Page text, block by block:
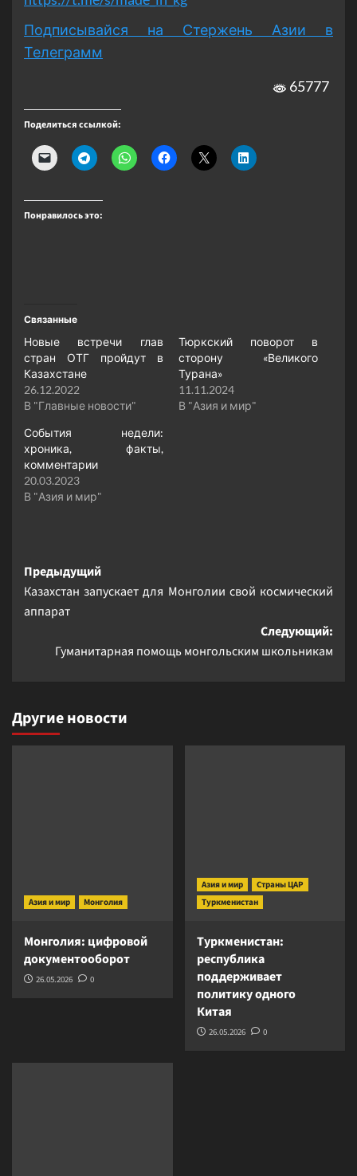
Подписывайся на Стержень Азии в
Телеграмм
65777
Поделиться ссылкой:
Понравилось это:
Связанные
Новые встречи глав
стран ОТГ пройдут в
Казахстане
26.12.2022
В "Главные новости"
Тюркский поворот в
сторону «Великого
Турана»
11.11.2024
В "Азия и мир"
События недели:
хроника, факты,
комментарии
20.03.2023
В "Азия и мир"
Навигация
записи
Предыдущий
Казахстан запускает для Монголии свой космический
аппарат
Следующий:
Гуманитарная помощь монгольским школьникам
Другие новости
Азия и мир Монголия
Монголия: цифровой
документооборот
26.05.2026 0
Азия и мир
Страны ЦАР
Туркменистан
Туркменистан:
республика
поддерживает
политику одного
Китая
26.05.2026 0